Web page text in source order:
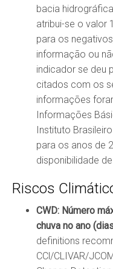
bacia
atribui-se o valor
para os
informação ou
indicador se deu
citados com os
informações
Informações
Instituto
para os anos de
disponibilidade
Riscos
CWD: Número
chuva no ano
definitions
CCl/CLIVAR/